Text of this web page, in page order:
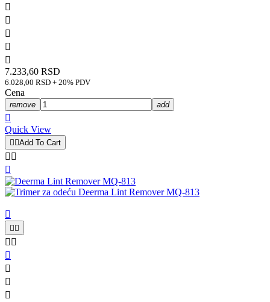





7.233,60 RSD
6.028,00 RSD + 20% PDV
Cena
remove add

Quick View
 Add To Cart
 


 
 



